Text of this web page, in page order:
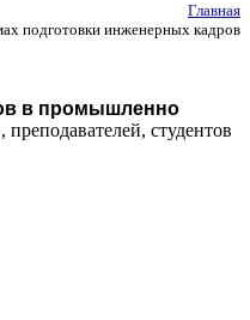
Главная
подготовки инженерных кадров
в промышленно
студентов